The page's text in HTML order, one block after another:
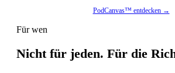
PodCanvas™ entdecken →
Für wen
Nicht für jeden. Für die